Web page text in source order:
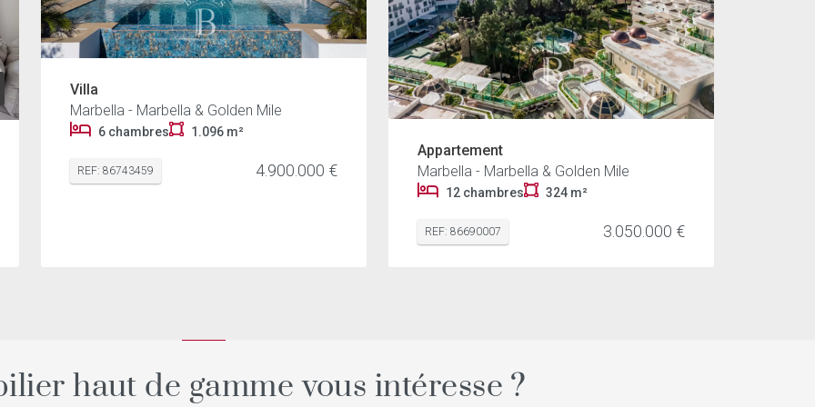
Villa
Marbella - Marbella & Golden Mile
6 chambres 1.096 m²
REF: 86743459 4.900.000 €
Appartement
Marbella - Marbella & Golden Mile
12 chambres 324 m²
REF: 86690007 3.050.000 €
haut de gamme vous intéresse ?